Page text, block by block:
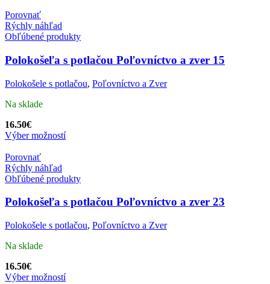
Porovnať
Rýchly náhľad
Obľúbené produkty
Polokošeľa s potlačou Poľovníctvo a zver 15
Polokošele s potlačou, Poľovníctvo a Zver
Na sklade
16.50€
Výber možností
Porovnať
Rýchly náhľad
Obľúbené produkty
Polokošeľa s potlačou Poľovníctvo a zver 23
Polokošele s potlačou, Poľovníctvo a Zver
Na sklade
16.50€
Výber možností